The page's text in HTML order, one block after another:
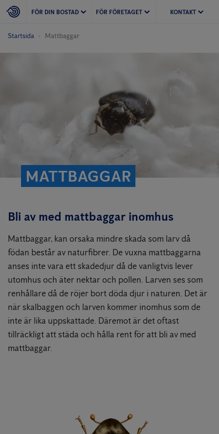
FÖR DIN BOSTAD FÖR FÖRETAGET KONTAKT
Startsida Mattbaggar
MATTBAGGAR
Bli av med mattbaggar inomhus
Mattbaggar, kan orsaka mindre skada som larv då
födan består av naturfibrer. De vuxna mattbaggarna
anses inte vara ett skadedjur då de vanligtvis lever
utomhus och äter nektar och pollen. Larven ses som
renhållare då de röjer bort döda djur i naturen. Det är
när skalbaggen och larven kommer inomhus som de
inte är lika uppskattade. Däremot är det oftast
tillräckligt att städa och hålla rent för att bli av med
mattbaggar.